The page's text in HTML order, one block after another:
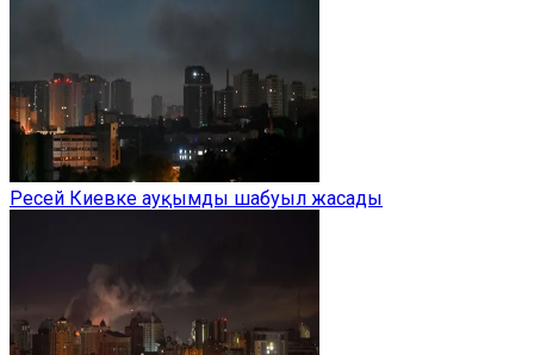
Ресей Киевке ауқымды шабуыл жасады